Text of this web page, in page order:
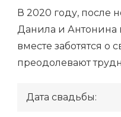
В 2020 году, после
Данила и Антонина
вместе заботятся о
преодолевают
Дата свадьбы: